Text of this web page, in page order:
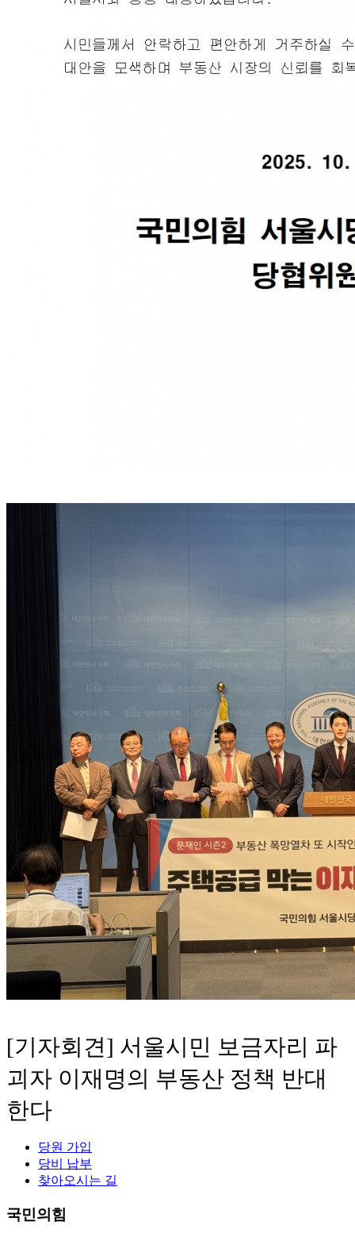
[기자회견] 서울시민 보금자리 파
괴자 이재명의 부동산 정책 반대
한다
당원 가입
당비 납부
찾아오시는 길
국민의힘